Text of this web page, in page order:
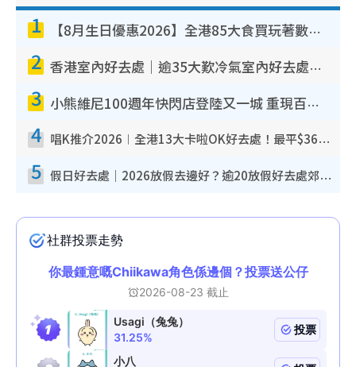
1 【8月生日優惠2026】全港85大食買玩著數攻略 自助餐/火鍋放題同行免費＋誠品/DONKI送現金券
2 香港室內好去處｜逾35大歎冷氣室內好去處推介 室內活動免費避雨無懼落雨
3 小熊維尼100週年快閃店登陸又一城 重現百畝森林經典場景／獨家限定盲盒登場／專屬DIY香水
4 唱K推介2026︱全港13大卡啦OK好去處！最平$36起 日文K都有！(附地址+收費詳情)
5 假日好去處｜2026放假去邊好？逾20放假好去處郊外/秘景 休閒半日或一日遊